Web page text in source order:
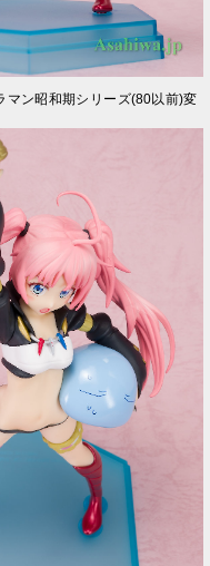
マン昭和期シリーズ(80以前)変